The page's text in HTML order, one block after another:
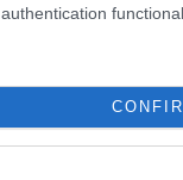
authentication